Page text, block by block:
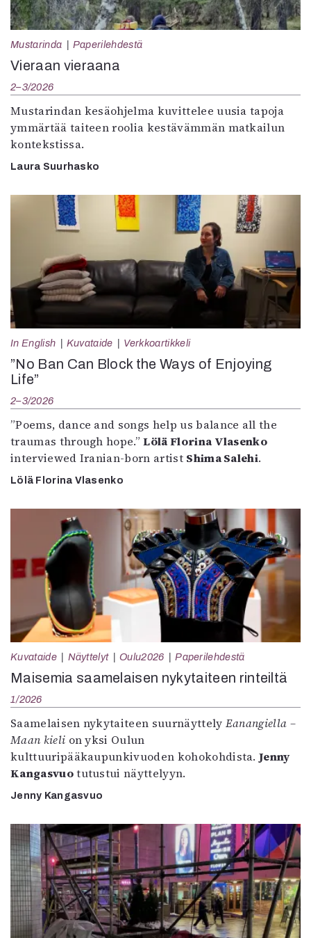
Mustarinda Paperilehdestä
Vieraan vieraana
2–3/2026
Mustarindan kesäohjelma kuvittelee uusia tapoja
ymmärtää taiteen roolia kestävämmän matkailun
kontekstissa.
Laura Suurhasko
In English Kuvataide Verkkoartikkeli
”No Ban Can Block the Ways of Enjoying
Life”
2–3/2026
”Poems, dance and songs help us balance all the
traumas through hope.”Lölä Florina Vlasenko
interviewed Iranian-born artist Shima Salehi.
Lölä Florina Vlasenko
Kuvataide Näyttelyt Oulu2026 Paperilehdestä
Maisemia saamelaisen nykytaiteen rinteiltä
1/2026
Saamelaisen nykytaiteen suurnäyttely Eanangiella –
Maan kieli on yksi Oulun
kulttuuripääkaupunkivuoden kohokohdista.Jenny
Kangasvuotutustui näyttelyyn.
Jenny Kangasvuo